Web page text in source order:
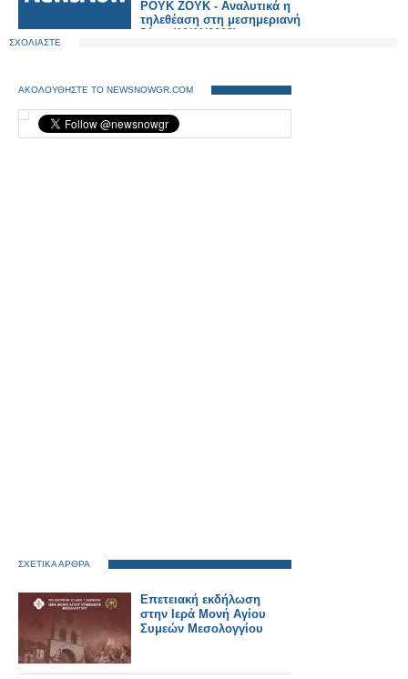
ΡΟΥΚ ΖΟΥΚ - Αναλυτικά η
τηλεθέαση στη μεσημεριανή
ζώνη (10/11/2023)
ΣΧΟΛΙΑΣΤΕ
ΑΚΟΛΟΥΘΗΣΤΕ ΤΟ NEWSNOWGR.COM
ΣΧΕΤΙΚΑ ΑΡΘΡΑ
Επετειακή εκδήλωση
στην Ιερά Μονή Αγίου
Συμεών Μεσολογγίου